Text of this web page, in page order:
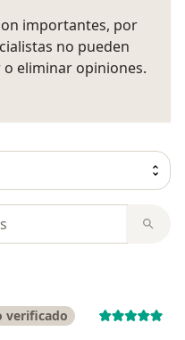
importantes, por
no pueden
eliminar opiniones.
verificado